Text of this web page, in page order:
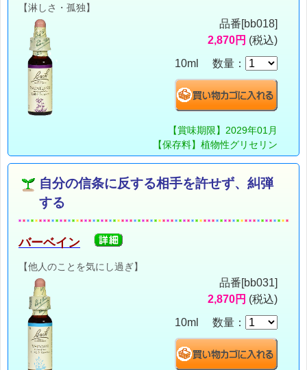
【淋しさ・孤独】
品番[bb018]
2,870円 (税込)
10ml 数量：
【賞味期限】2029年01月
【保存料】植物性グリセリン
自分の信条に反する相手を許せず、糾弾
する
バーベイン
【他人のことを気にし過ぎ】
品番[bb031]
2,870円 (税込)
10ml 数量：